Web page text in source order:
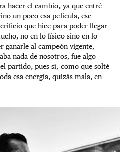
hacer el cambio, ya que entré
un poco esa película, ese
que hice para poder llegar
no en lo físico sino en lo
ganarle al campeón vigente,
nada de nosotros, fue algo
partido, pues sí, como que solté
esa energía, quizás mala, en